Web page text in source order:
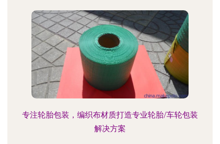
专注轮胎包装，编织布材质打造专业轮胎/车轮包装
解决方案